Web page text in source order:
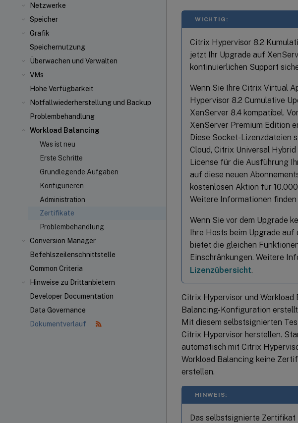
Netzwerke
Speicher
Grafik
Speichernutzung
Überwachen und Verwalten
VMs
Hohe Verfügbarkeit
Notfallwiederherstellung und Backup
Problembehandlung
Workload Balancing
Was ist neu
Erste Schritte
Grundlegende Aufgaben
Konfigurieren
Administration
Zertifikate
Problembehandlung
Conversion Manager
Befehlszeilenschnittstelle
Common Criteria
Hinweise zu Drittanbietern
Developer Documentation
Data Governance
Dokumentverlauf
WICHTIG:
Citrix Hypervisor 8.2
jetzt Ihr Upgrade auf
kontinuierlichen Support
Wenn Sie Ihre Citrix Virtual
Hypervisor 8.2 Cumulative
XenServer 8.4 kompatibel.
XenServer Premium Edition
Diese Socket-Lizenzdateien
Cloud, Citrix Universal
License für die Ausführung
auf diese neuen
kostenlosen Aktion für
Weitere Informationen
Wenn Sie vor dem Upgrade
Ihre Hosts beim Upgrade
bietet die gleichen
Einschränkungen. Weitere
Lizenzübersicht.
Citrix Hypervisor und Workload
Balancing-Konfiguration
Mit diesem selbstsignierten
Citrix Hypervisor herstellen.
automatisch mit Citrix
Workload Balancing keine
erstellen.
HINWEIS:
Das selbstsignierte